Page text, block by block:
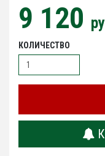
9 120
КОЛИЧЕСТВО